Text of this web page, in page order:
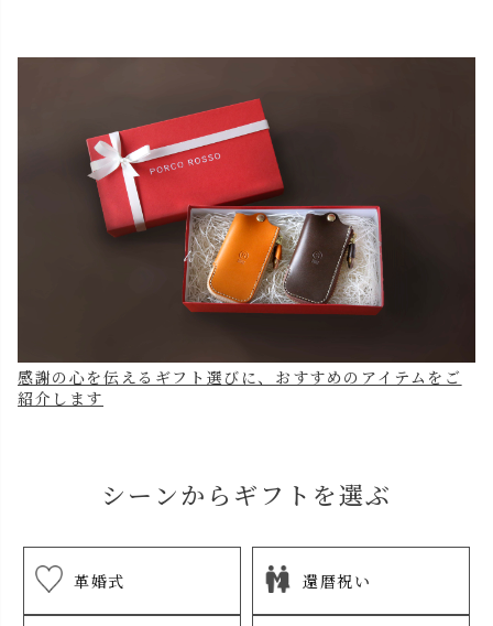
感謝の心を伝えるギフト選びに、おすすめのアイテムをご
紹介します
シーンからギフトを選ぶ
革婚式 還暦祝い